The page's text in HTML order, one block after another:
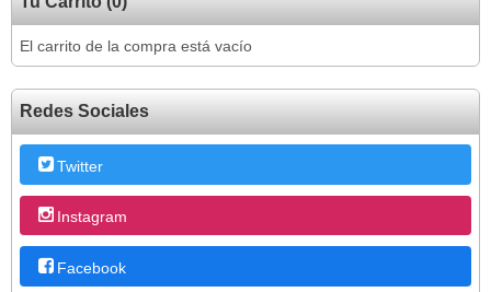
El carrito de la compra está vacío
Redes Sociales
Twitter
Instagram
Facebook